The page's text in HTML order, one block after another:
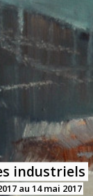
industriels
au 14 mai 2017